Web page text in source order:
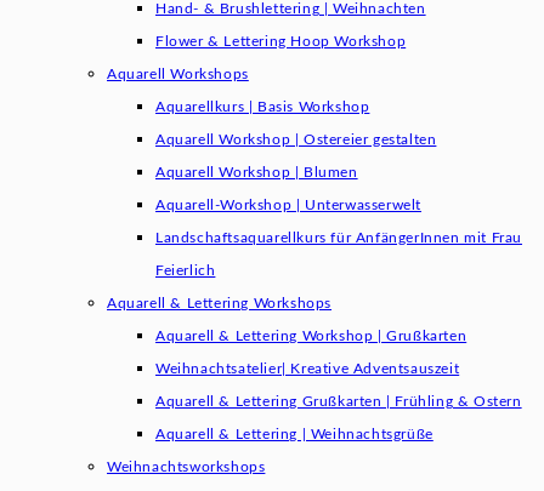
Hand- & Brushlettering | Weihnachten
Flower & Lettering Hoop Workshop
Aquarell Workshops
Aquarellkurs | Basis Workshop
Aquarell Workshop | Ostereier gestalten
Aquarell Workshop | Blumen
Aquarell-Workshop | Unterwasserwelt
Landschaftsaquarellkurs für AnfängerInnen mit Frau
Feierlich
Aquarell & Lettering Workshops
Aquarell & Lettering Workshop | Grußkarten
Weihnachtsatelier| Kreative Adventsauszeit
Aquarell & Lettering Grußkarten | Frühling & Ostern
Aquarell & Lettering | Weihnachtsgrüße​
Weihnachtsworkshops